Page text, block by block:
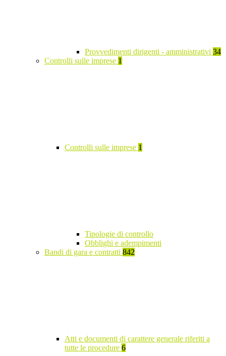
Provvedimenti dirigenti - amministrativi 34
Controlli sulle imprese 1
Controlli sulle imprese 1
Tipologie di controllo
Obblighi e adempimenti
Bandi di gara e contratti 842
Atti e documenti di carattere generale riferiti a
tutte le procedure 6